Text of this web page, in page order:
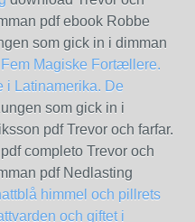
pdf ebook Robbe
som gick in i dimman
Fem Magiske Fortællere.
i Latinamerika. De
som gick in i
pdf Trevor och farfar.
completo Trevor och
pdf Nedlasting
himmel och pillrets
och giftet i